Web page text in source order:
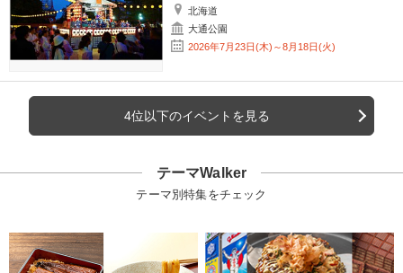
北海道
大通公園
2026年7月23日(木)～8月18日(火)
4位以下のイベントを見る
テーマWalker
テーマ別特集をチェック